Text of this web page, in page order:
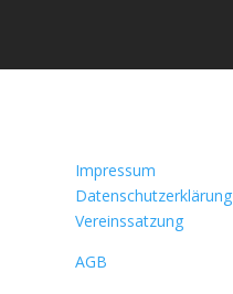
Impressum
Datenschutzerklärung
Vereinssatzung
AGB